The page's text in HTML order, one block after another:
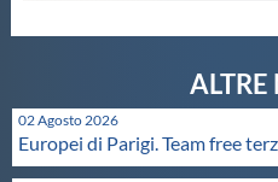
02 Agosto 2026
Europei di Parigi. Team free